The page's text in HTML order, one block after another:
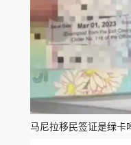
马尼拉移民签证是绿卡